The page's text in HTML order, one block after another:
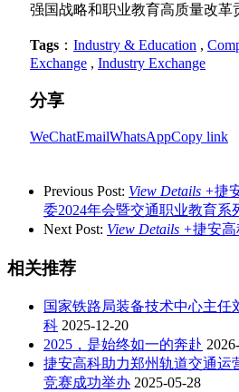
强国战略和职业教育高质量改革
Tags ： Industry & Education ,
Exchange , Industry Exchange
分享
WeChatEmailWhatsAppCopy link
Previous Post: View Details +捷
委2024年会暨交通职业教育系
Next Post: View Details +捷安高
相关推荐
国家铁路局装备技术中心主任
科 2025-12-20
2025，是始终如一的奔赴
捷安高科助力郑州轨道交通运
竞赛成功举办 2025-05-28